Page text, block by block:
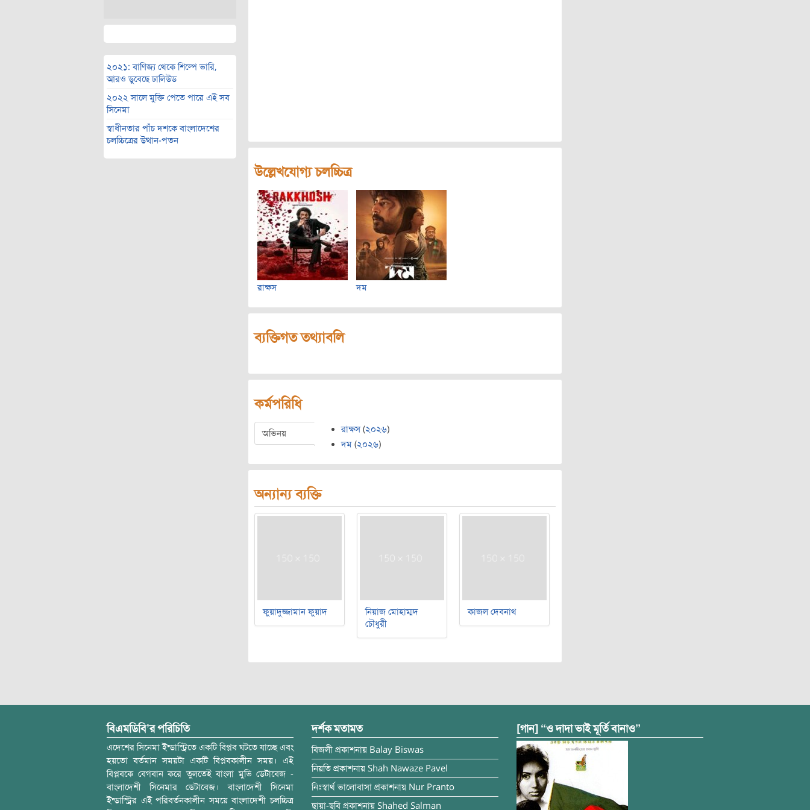
২০২১: বাণিজ্য থেকে শিল্পে ভারি,
আরও ডুবেছে ঢালিউড
২০২২ সালে মুক্তি পেতে পারে এই সব
সিনেমা
স্বাধীনতার পাঁচ দশকে বাংলাদেশের
চলচ্চিত্রের উত্থান-পতন
উল্লেখযোগ্য চলচ্চিত্র
রাক্ষস দম
ব্যক্তিগত তথ্যাবলি
কর্মপরিধি
অভিনয় রাক্ষস(২০২৬)
দম (২০২৬)
অন্যান্য ব্যক্তি
ফুয়াদুজ্জামান ফুয়াদ
নিয়াজ মোহাম্মদ
চৌধুরী
কাজল দেবনাথ
বিএমডিবি’র পরিচিতি
এদেশের সিনেমা ইন্ডাস্ট্রিতে একটি বিপ্লব ঘটতে যাচ্ছে এবং
হয়তো বর্তমান সময়টা একটি বিপ্লবকালীন সময়। এই
বিপ্লবকে বেগবান করে তুলতেই বাংলা মুভি ডেটাবেজ -
বাংলাদেশী সিনেমার ডেটাবেজ। বাংলাদেশী সিনেমা
ইন্ডাস্ট্রির এই পরিবর্তনকালীন সময়ে বাংলাদেশী চলচ্চিত্র
দর্শক মতামত
বিজলী প্রকাশনায় Balay Biswas
নিয়তি প্রকাশনায় Shah Nawaze Pavel
নিঃস্বার্থ ভালোবাসা প্রকাশনায় Nur Pranto
ছায়া-ছবি প্রকাশনায় Shahed Salman
[গান] “ও দাদা ভাই মূর্তি বানাও”